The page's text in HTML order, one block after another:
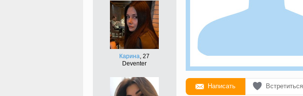
Карина, 27
Deventer
Написать Встретиться